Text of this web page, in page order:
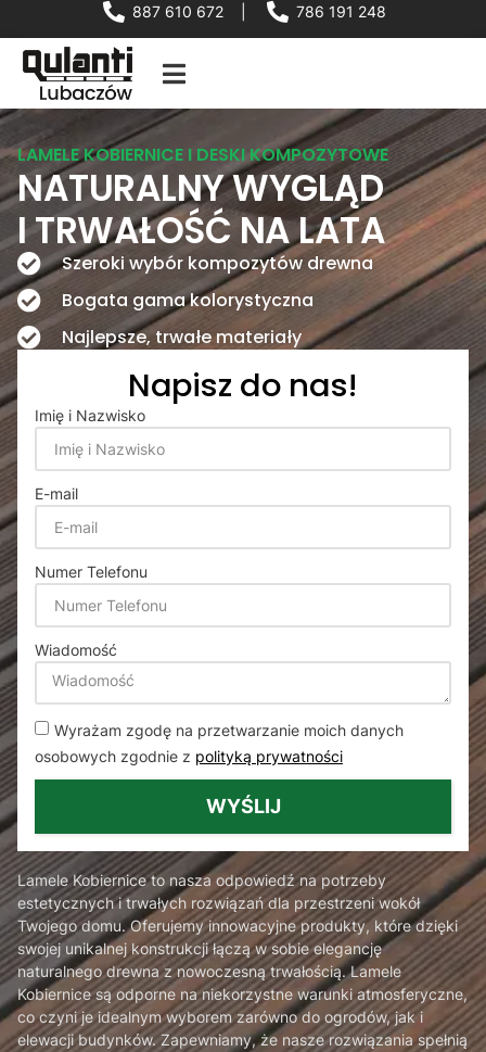
887 610 672 786 191 248
LAMELE KOBIERNICE I DESKI KOMPOZYTOWE
NATURALNY WYGLĄD
I TRWAŁOŚĆ NA LATA
Szeroki wybór kompozytów drewna
Bogata gama kolorystyczna
Najlepsze, trwałe materiały
Napisz do nas!
Imię i Nazwisko
E-mail
Numer Telefonu
Wiadomość
Wyrażam zgodę na przetwarzanie moich danych
osobowych zgodnie z polityką prywatności
WYŚLIJ
Lamele Kobiernice to nasza odpowiedź na potrzeby
estetycznych i trwałych rozwiązań dla przestrzeni wokół
Twojego domu. Oferujemy innowacyjne produkty, które dzięki
swojej unikalnej konstrukcji łączą w sobie elegancję
naturalnego drewna z nowoczesną trwałością. Lamele
Kobiernice są odporne na niekorzystne warunki atmosferyczne,
co czyni je idealnym wyborem zarówno do ogrodów, jak i
elewacji budynków. Zapewniamy, że nasze rozwiązania spełnią